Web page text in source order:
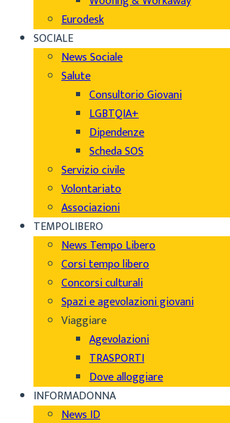
Eurodesk
SOCIALE
News Sociale
Salute
Consultorio Giovani
LGBTQIA+
Dipendenze
Scheda SOS
Servizio civile
Volontariato
Associazioni
TEMPOLIBERO
News Tempo Libero
Corsi tempo libero
Concorsi culturali
Spazi e agevolazioni giovani
Viaggiare
Agevolazioni
TRASPORTI
Dove alloggiare
INFORMADONNA
News ID